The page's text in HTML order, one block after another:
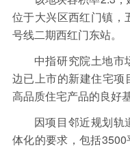
企业快讯
智造
位于大兴区西红门镇，
号线二期西红门东站。
中指研究院土地市
边已上市的新建住宅
高品质住宅产品的良好
因项目邻近规划轨
体化的要求，包括